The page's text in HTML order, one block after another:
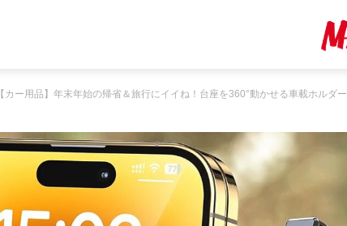
【カー用品】年末年始の帰省＆旅行にイイね！台座を360°動かせる車載ホルダー